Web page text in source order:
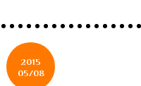
2015
05/08